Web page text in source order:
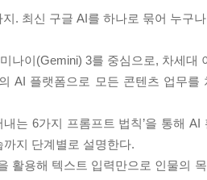
. 최신 구글 AI를 하나로 묶어 누구
이(Gemini) 3를 중심으로, 차세대
AI 플랫폼으로 모든 콘텐츠 업무를
는 6가지 프롬프트 법칙’을 통해
지 단계별로 설명한다.
활용해 텍스트 입력만으로 인물의